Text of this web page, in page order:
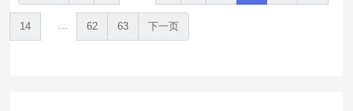
完成客户转化。什么是抖音广告原生描点
14 ... 62 63 下一页